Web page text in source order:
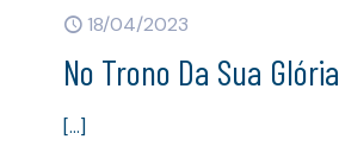
18/04/2023
No Trono Da Sua Glória
[…]